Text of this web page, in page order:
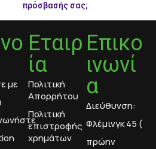
πρόσβασής σας;
με
Εταιρ
ία
Πολιτική
Απορρήτου
Πολιτική
επιστροφής
χρημάτων
Επικο
ινωνί
α
Διεύθυνση:
Φλέμινγκ 45 (
πρώην